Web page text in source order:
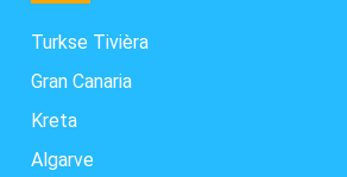
Turkse Tivièra
Gran Canaria
Kreta
Algarve